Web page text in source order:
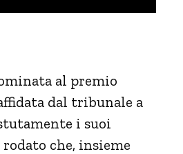
al premio
dal tribunale a
i suoi
che, insieme